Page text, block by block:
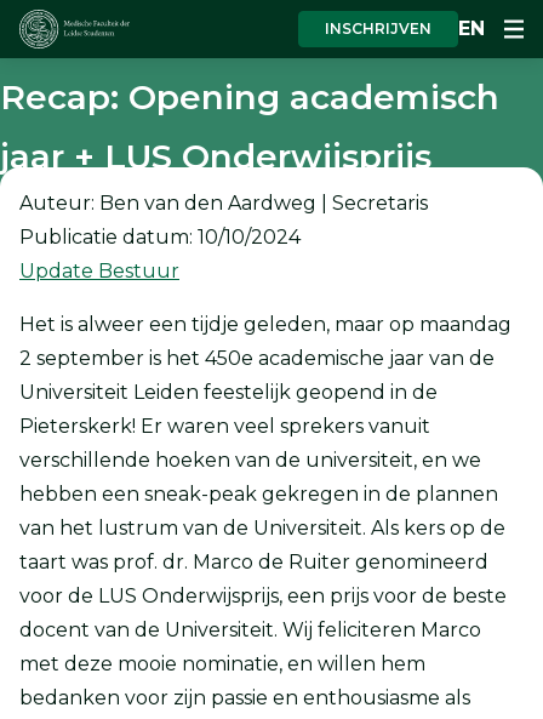
INSCHRIJVEN EN
Recap: Opening academisch
jaar + LUS Onderwijsprijs
Auteur: Ben van den Aardweg | Secretaris
Publicatie datum: 10/10/2024
Update Bestuur
Het is alweer een tijdje geleden, maar op maandag
2 september is het 450e academische jaar van de
Universiteit Leiden feestelijk geopend in de
Pieterskerk! Er waren veel sprekers vanuit
verschillende hoeken van de universiteit, en we
hebben een sneak-peak gekregen in de plannen
van het lustrum van de Universiteit. Als kers op de
taart was prof. dr. Marco de Ruiter genomineerd
voor de LUS Onderwijsprijs, een prijs voor de beste
docent van de Universiteit. Wij feliciteren Marco
met deze mooie nominatie, en willen hem
bedanken voor zijn passie en enthousiasme als